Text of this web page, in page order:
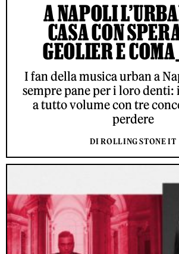
A NAPOLI
CASA CON
GEOLIER E
I fan della musica urban a
sempre pane per i loro denti:
a tutto volume con tre
perdere
DI ROLLING STONE IT